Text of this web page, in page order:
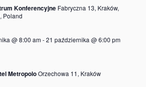
Konferencyjne Fabryczna 13, Kraków,
Poland
@ 8:00 am-21 października @ 6:00 pm
MetropoloOrzechowa 11, Kraków